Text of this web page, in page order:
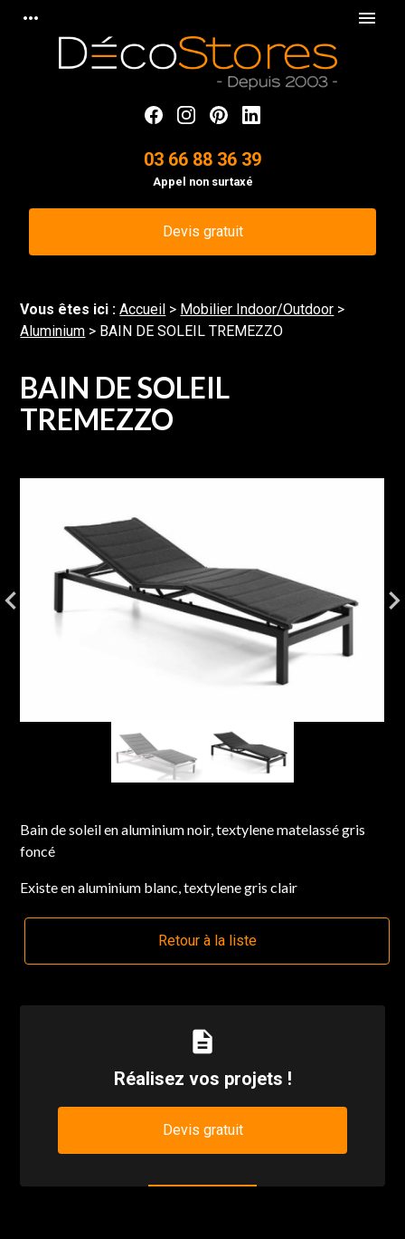
more_horiz menu
03 66 88 36 39
Appel non surtaxé
Devis gratuit
Vous êtes ici :Accueil > Mobilier Indoor/Outdoor >
Aluminium > BAIN DE SOLEIL TREMEZZO
BAIN DE SOLEIL
TREMEZZO
Bain de soleil en aluminium noir, textylene matelassé gris
foncé
Existe en aluminium blanc, textylene gris clair
Retour à la liste
description
Réalisez vos projets !
Devis gratuit